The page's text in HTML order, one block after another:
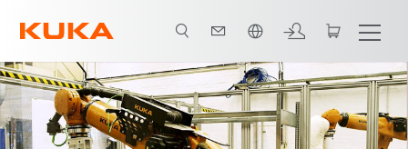
Všichni systémoví partneři